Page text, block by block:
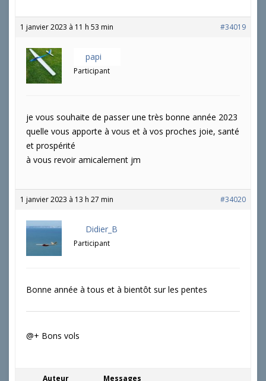
1 janvier 2023 à 11 h 53 min #34019
papi
Participant
je vous souhaite de passer une très bonne année 2023
quelle vous apporte à vous et à vos proches joie, santé
et prospérité
à vous revoir amicalement jm
1 janvier 2023 à 13 h 27 min #34020
Didier_B
Participant
Bonne année à tous et à bientôt sur les pentes
@+ Bons vols
Auteur Messages